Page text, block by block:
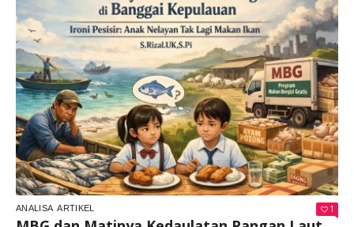
ANALISA ARTIKEL 1